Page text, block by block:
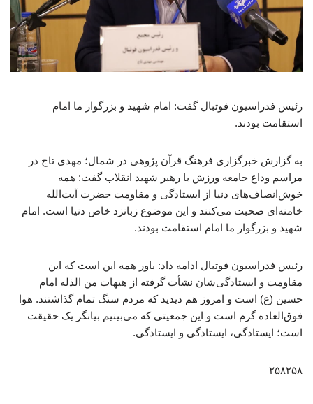
رئیس فدراسیون فوتبال گفت: امام شهید و بزرگوار ما امام
استقامت بودند.
به گزارش خبرگزاری فرهنگ قرآن پژوهی در شمال؛ مهدی تاج در
مراسم وداع جامعه ورزش با رهبر شهید انقلاب گفت: همه
خوش‌انصاف‌های دنیا از ایستادگی و مقاومت حضرت آیت‌الله‌
خامنه‌ای صحبت می‌کنند و این موضوع زبانزد خاص دنیا است. امام
شهید و بزرگوار ما امام استقامت بودند.
رئیس فدراسیون فوتبال ادامه داد: باور همه این است که این
مقاومت و ایستادگی‌شان نشأت گرفته از هیهات من الذله امام
حسین (ع) است و امروز هم دیدید که مردم سنگ تمام گذاشتند. هوا
فوق‌العاده گرم است و این جمعیتی که می‌بینیم بیانگر یک حقیقت
است؛ ایستادگی، ایستادگی و ایستادگی.
۲۵۸۲۵۸